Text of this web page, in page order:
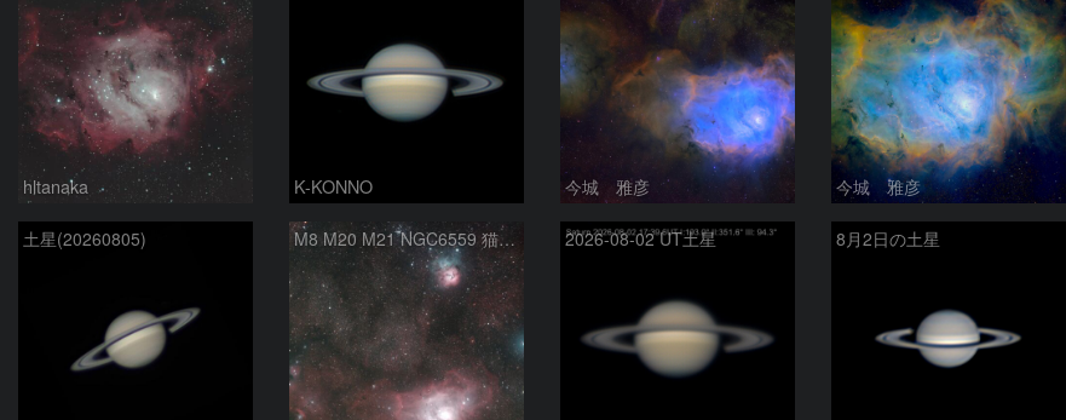
hltanaka K-KONNO 今城 雅彦 今城 雅彦
土星(20260805) M8 M20 M21 NGC6559 猫の手星雲 いて座 2026-08-02 UT土星 8月2日の土星